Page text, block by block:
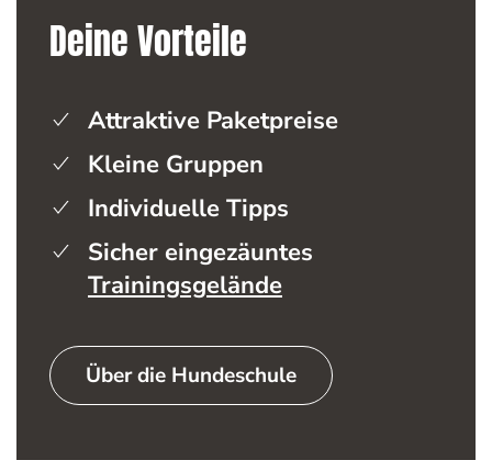
Deine Vorteile
Attraktive Paketpreise
Kleine Gruppen
Individuelle Tipps
Sicher eingezäuntes
Trainingsgelände
Über die Hundeschule